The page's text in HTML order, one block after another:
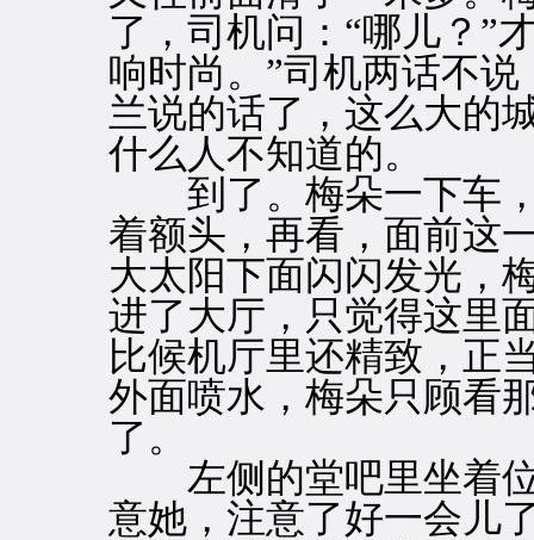
了，司机问：“哪儿？”
响时尚。”司机两话不
兰说的话了，这么大的
什么人不知道的。
到了。梅朵一下车，
着额头，再看，面前这
大太阳下面闪闪发光，
进了大厅，只觉得这里
比候机厅里还精致，正
外面喷水，梅朵只顾看
了。
左侧的堂吧里坐着位
意她，注意了好一会儿